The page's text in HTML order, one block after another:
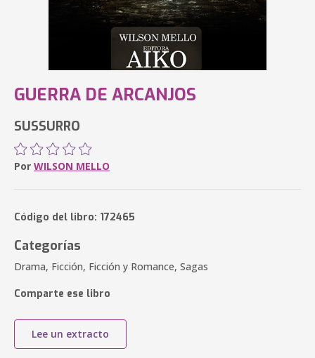
GUERRA DE ARCANJOS
SUSSURRO
Por WILSON MELLO
Código del libro: 172465
Categorías
Drama, Ficción, Ficción y Romance, Sagas
Comparte ese libro
Lee un extracto